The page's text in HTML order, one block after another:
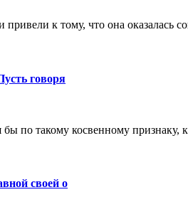
к тому, что она оказалась
говоря
такому косвенному признаку,
своей о